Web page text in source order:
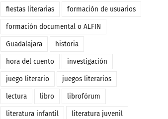
fiestas literarias formación de usuarios
formación documental o ALFIN
Guadalajara historia
hora del cuento investigación
juego literario juegos literarios
lectura libro librofórum
literatura infantil literatura juvenil